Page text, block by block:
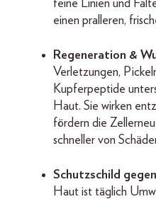
feine Linien und
einen pralleren,
Regeneration &
Verletzungen,
Kupferpeptide
Haut. Sie wirken
fördern die
schneller von
Schutzschild
Haut ist täglich